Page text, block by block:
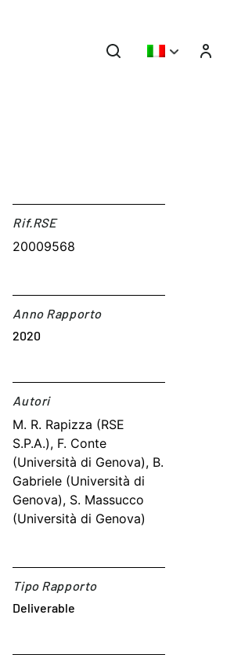
Rif.RSE​
20009568
Anno Rapporto
2020
Autori​
M. R. Rapizza (RSE
S.P.A.), F. Conte
(Università di Genova), B.
Gabriele (Università di
Genova), S. Massucco
(Università di Genova)
Tipo Rapporto
Deliverable